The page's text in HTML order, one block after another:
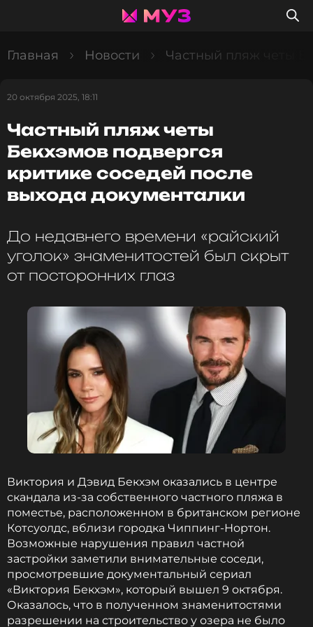
Главная Новости Частный пляж четы
20 октября 2025, 18:11
Частный пляж четы
Бекхэмов подвергся
критике соседей после
выхода документалки
До недавнего времени «райский
уголок» знаменитостей был скрыт
от посторонних глаз
Виктория и Дэвид Бекхэм оказались в центре
скандала из-за собственного частного пляжа в
поместье, расположенном в британском регионе
Котсуолдс, вблизи городка Чиппинг-Нортон.
Возможные нарушения правил частной
застройки заметили внимательные соседи,
просмотревшие документальный сериал
«Виктория Бекхэм», который вышел 9 октября.
Оказалось, что в полученном знаменитостями
разрешении на строительство у озера не было